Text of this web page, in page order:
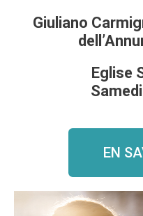
Giuliano
Eglise
EN